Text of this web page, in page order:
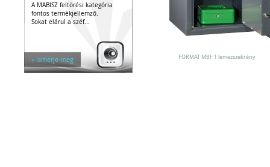
Fegyverszekrények
Hotelszéfek
Széfzárak
Trezorok
A MABISZ feltörési kategória
fontos termékjellemző.
Sokat elárul a széf...
» Ismerje meg FORMAT MBF 1 lemezszekrény